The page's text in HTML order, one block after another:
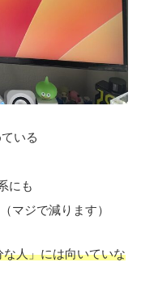
いる
にも
マジで減ります）
人」には向いていな